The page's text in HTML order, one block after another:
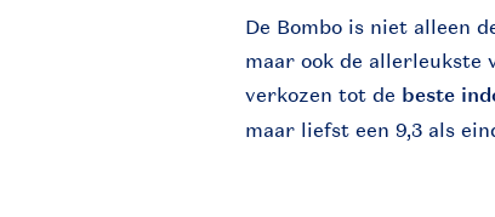
De Bombo is niet alleen
maar ook de allerleukste
verkozen tot de beste
maar liefst een 9,3 als